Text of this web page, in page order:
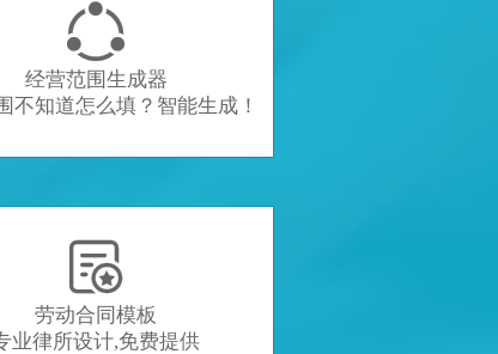

经营范围生成器
不知道怎么填？智能生成！

劳动合同模板
业律所设计,免费提供